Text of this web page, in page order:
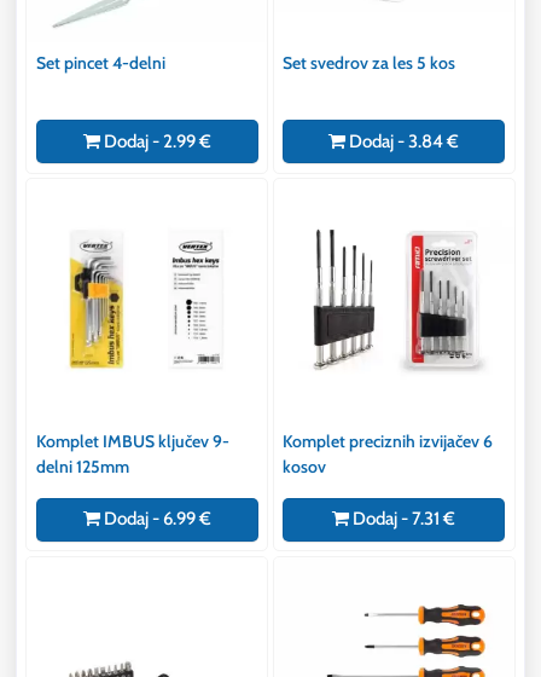
Set pincet 4-delni
Dodaj - 2.99 €
Set svedrov za les 5 kos
Dodaj - 3.84 €
Komplet IMBUS ključev 9-
delni 125mm
Dodaj - 6.99 €
Komplet preciznih izvijačev 6
kosov
Dodaj - 7.31 €